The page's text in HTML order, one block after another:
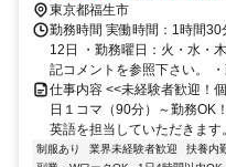
歩約17分 福生駅より徒歩9分
東京都福生市
勤務時間 実働時間：1時間
12日 ・勤務曜日：火・水・
記コメントを参照下さい。
仕事内容 <<未経験者歓迎！
日１コマ（90分）～勤務OK
英語を担当していただきま
制服あり 業界未経験者歓迎 扶養内